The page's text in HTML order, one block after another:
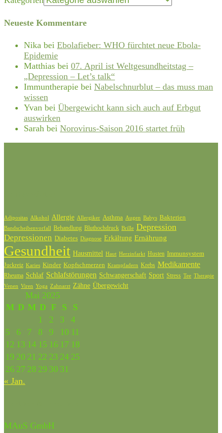
Neueste Kommentare
Nika bei Ebolafieber: WHO fürchtet neue Ebola-
Epidemie
Matthias bei 07. April ist Weltgesundheitstag –
„Depression – Let’s talk“
Immuntherapie bei Nabelschnurblut – das muss man
wissen
Yvan bei Übergewicht kann sich auch auf Erbgut
auswirken
Sarah bei Norovirus-Saison 2016 startet früh
Adipositas Alkohol Allergie Allergiker Asthma Augen Babys Bakterien
Bandscheibenvorfall Behandlung Bluthochdruck Brille Depression
Depressionen Diabetes Diagnose Erkältung Ernährung
Gesundheit Hausmittel Haut Herzinfarkt Husten Immunsystem
Juckreiz Karies Kinder Kopfschmerzen Krampfadern Krebs Medikamente
Rheuma Schlaf Schlafstörungen Schwangerschaft Sport Stress Tee Therapie
Venen Viren Yoga Zahnarzt Zähne Übergewicht
Mai 2025
M D M D F S
S
1
2 3
4
5
6 7 8 9 10 11
12 13 14 15 16 17 18
19 20 21 22 23 24 25
26 27 28 29 30 31
« Jan.
MAuS GmbH